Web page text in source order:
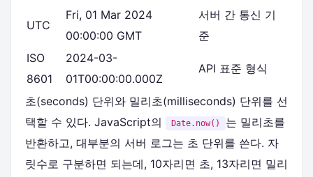
UTC
Fri, 01 Mar 2024
00:00:00 GMT
서버 간 통신 기
준
ISO
8601
2024-03-
01T00:00:00.000Z
API 표준 형식
초(seconds) 단위와 밀리초(milliseconds) 단위를 선
택할 수 있다. JavaScript의
Date.now()
는 밀리초를
반환하고, 대부분의 서버 로그는 초 단위를 쓴다. 자
릿수로 구분하면 되는데, 10자리면 초, 13자리면 밀리